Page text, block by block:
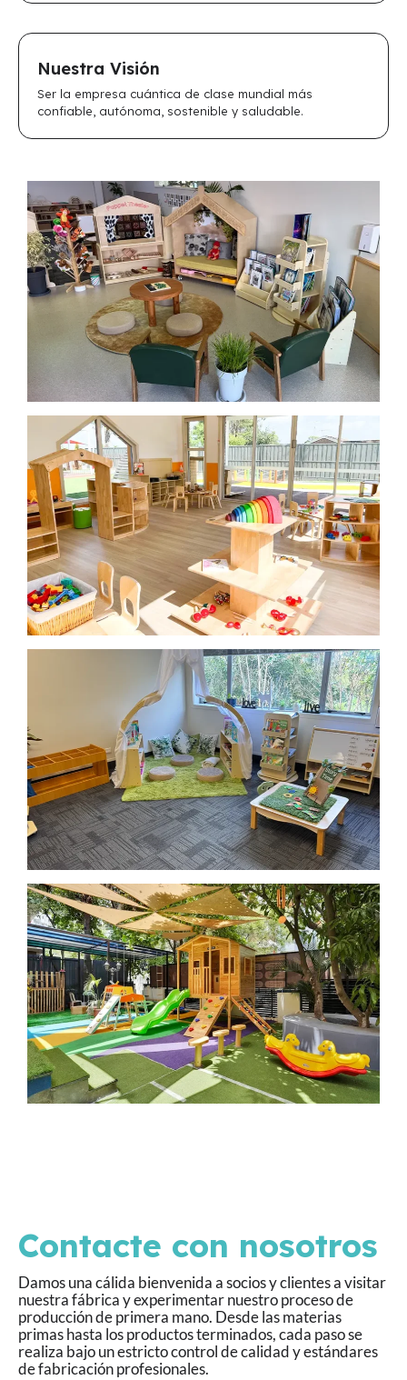
Nuestra Visión
Ser la empresa cuántica de clase mundial más
confiable, autónoma, sostenible y saludable.
Contacte con nosotros
Damos una cálida bienvenida a socios y clientes a visitar
nuestra fábrica y experimentar nuestro proceso de
producción de primera mano. Desde las materias
primas hasta los productos terminados, cada paso se
realiza bajo un estricto control de calidad y estándares
de fabricación profesionales.